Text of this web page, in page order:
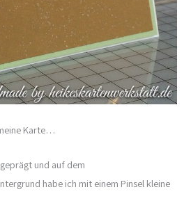
Karte…
und auf dem
habe ich mit einem Pinsel kleine